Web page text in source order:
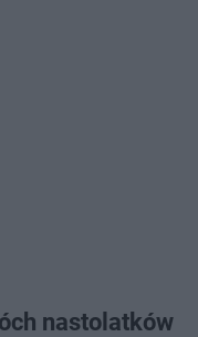
nastolatków